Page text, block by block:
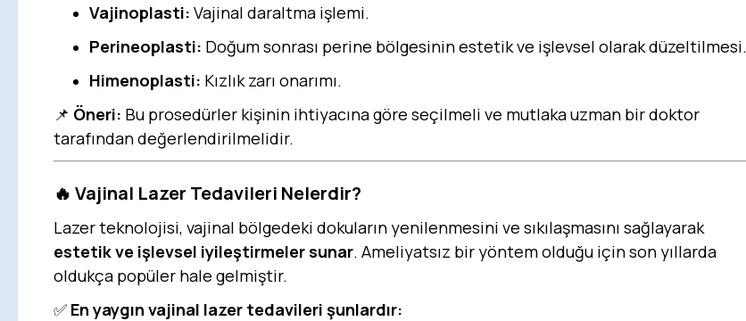
Vajinoplasti: Vajinal daraltma işlemi.
Perineoplasti: Doğum sonrası perine bölgesinin estetik ve işlevsel olarak düzeltilmesi.
Himenoplasti: Kızlık zarı onarımı.
📌 Öneri: Bu prosedürler kişinin ihtiyacına göre seçilmeli ve mutlaka uzman bir doktor
tarafından değerlendirilmelidir.
🔥 Vajinal Lazer Tedavileri Nelerdir?
Lazer teknolojisi, vajinal bölgedeki dokuların yenilenmesini ve sıkılaşmasını sağlayarak
estetik ve işlevsel iyileştirmeler sunar. Ameliyatsız bir yöntem olduğu için son yıllarda
oldukça popüler hale gelmiştir.
✅ En yaygın vajinal lazer tedavileri şunlardır: